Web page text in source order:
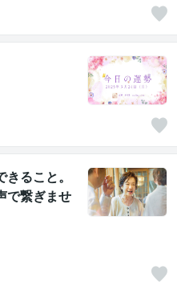
ること。
で繋ぎませ